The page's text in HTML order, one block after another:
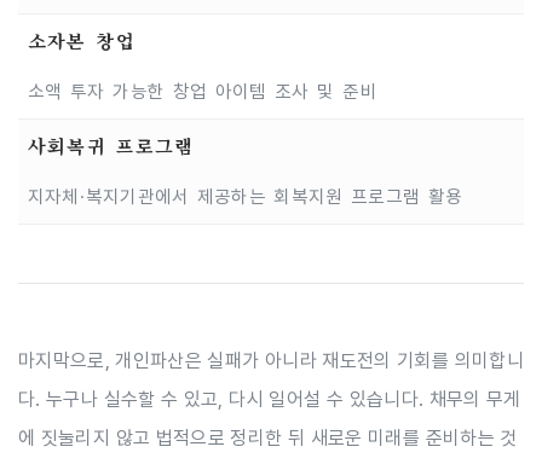
소자본 창업
소액 투자 가능한 창업 아이템 조사 및 준비
사회복귀 프로그램
지자체·복지기관에서 제공하는 회복지원 프로그램 활용
마지막으로, 개인파산은 실패가 아니라 재도전의 기회를 의미합니
다. 누구나 실수할 수 있고, 다시 일어설 수 있습니다. 채무의 무게
에 짓눌리지 않고 법적으로 정리한 뒤 새로운 미래를 준비하는 것